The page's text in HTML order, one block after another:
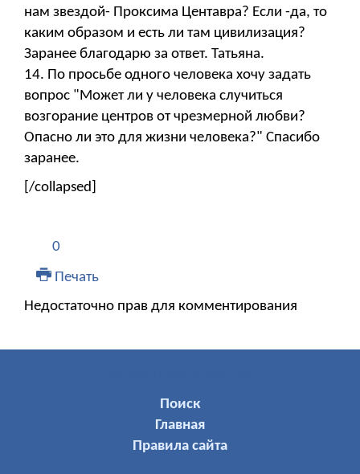
нам звездой- Проксима Центавра? Если -да, то
каким образом и есть ли там цивилизация?
Заранее благодарю за ответ. Татьяна.
14. По просьбе одного человека хочу задать
вопрос "Может ли у человека случиться
возгорание центров от чрезмерной любви?
Опасно ли это для жизни человека?" Спасибо
заранее.
[/collapsed]
0
Печать
Недостаточно прав для комментирования
Поиск
Главная
Правила сайта